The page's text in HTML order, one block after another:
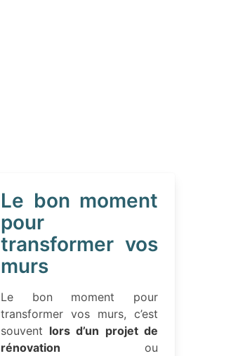
Le bon moment
pour
transformer vos
murs
Le bon moment pour
transformer vos murs, c’est
souvent lors d’un projet de
rénovation ou